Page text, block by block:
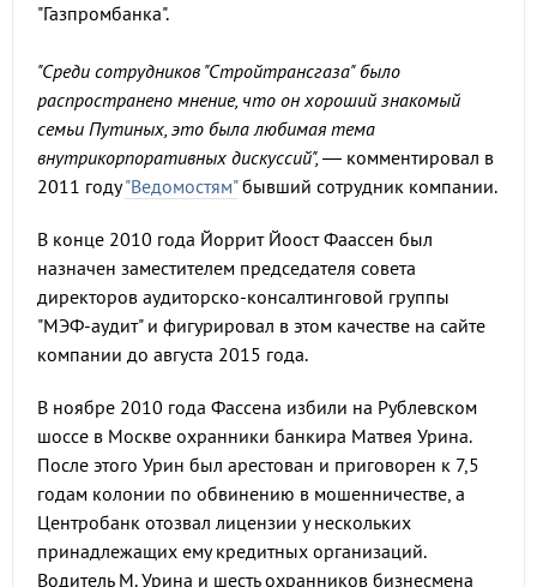
"Газпромбанка".
"Среди сотрудников "Стройтрансгаза" было
распространено мнение, что он хороший знакомый
семьи Путиных, это была любимая тема
внутрикорпоративных дискуссий", — комментировал в
2011 году"Ведомостям"бывший сотрудник компании.
В конце 2010 года Йоррит Йоост Фаассен был
назначен заместителем председателя совета
директоров аудиторско-консалтинговой группы
"МЭФ-аудит" и фигурировал в этом качестве на сайте
компании до августа 2015 года.
В ноябре 2010 года Фассена избили на Рублевском
шоссе в Москве охранники банкира Матвея Урина.
После этого Урин был арестован и приговорен к 7,5
годам колонии по обвинению в мошенничестве, а
Центробанк отозвал лицензии у нескольких
принадлежащих ему кредитных организаций.
Водитель М. Урина и шесть охранников бизнесмена